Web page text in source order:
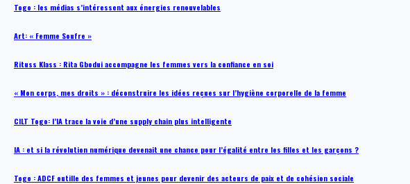
Togo : les médias s’intéressent aux énergies renouvelables
Art: « Femme Soufre »
Rituss Klass : Rita Gbodui accompagne les femmes vers la confiance en soi
« Mon corps, mes droits » : déconstruire les idées reçues sur l’hygiène corporelle de la femme
CILT Togo: l’IA trace la voie d’une supply chain plus intelligente
IA : et si la révolution numérique devenait une chance pour l’égalité entre les filles et les garçons ?
Togo : ADCF outille des femmes et jeunes pour devenir des acteurs de paix et de cohésion sociale